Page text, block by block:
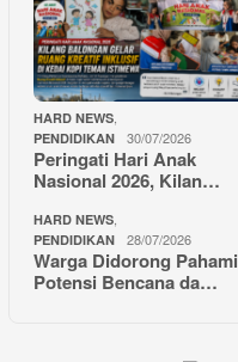
HARD NEWS,
PENDIDIKAN 30/07/2026
Peringati Hari Anak
Nasional 2026, Kilan…
HARD NEWS,
PENDIDIKAN 28/07/2026
Warga Didorong Pahami
Potensi Bencana da…